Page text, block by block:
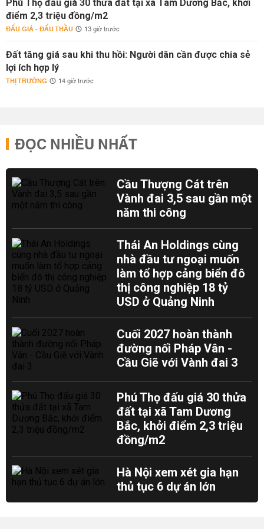
Phú Thọ đấu giá 30 thửa đất tại xã Tam Dương Bắc, khởi
điểm 2,3 triệu đồng/m2
ĐẤU GIÁ - ĐẤU THẦU 13 giờ trước
Đất tăng giá sau khi thu hồi: Người dân cần được chia sẻ
lợi ích hợp lý
THỊ TRƯỜNG 14 giờ trước
ĐỌC NHIỀU NHẤT
Cầu Thượng Cát trên
Vành đai 3,5 sau gần một
năm thi công
Thái An Holdings cùng
nhà đầu tư ngoại muốn
làm tổ hợp cảng biển đô
thị công nghiệp 18 tỷ
USD ở Quảng Ninh
Cuối 2027 hoàn thành
đường nối Pháp Vân -
Cầu Giẽ với Vành đai 3
Phú Thọ đấu giá 30 thửa
đất tại xã Tam Dương
Bắc, khởi điểm 2,3 triệu
đồng/m2
Hà Nội xem xét gia hạn
thủ tục 6 dự án lớn